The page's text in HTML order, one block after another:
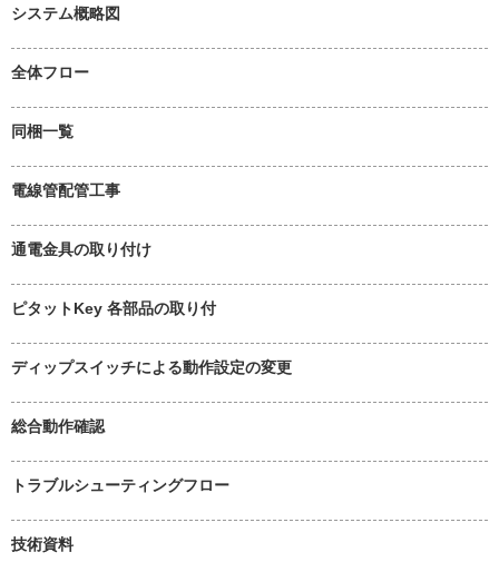
システム概略図
全体フロー
同梱一覧
電線管配管工事
通電金具の取り付け
ピタットKey 各部品の取り付
ディップスイッチによる動作設定の変更
総合動作確認
トラブルシューティングフロー
技術資料